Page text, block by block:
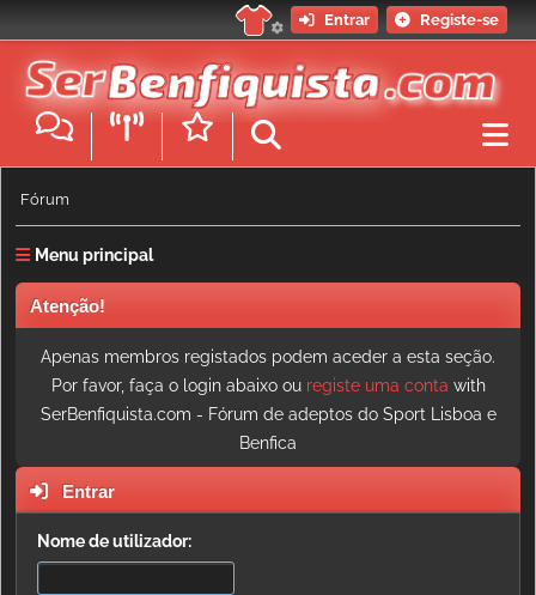
Entrar Registe-se
Fórum
Menu principal
Atenção!
Apenas membros registados podem aceder a esta seção.
Por favor, faça o login abaixo ou registe uma conta with
SerBenfiquista.com - Fórum de adeptos do Sport Lisboa e
Benfica
Entrar
Nome de utilizador: